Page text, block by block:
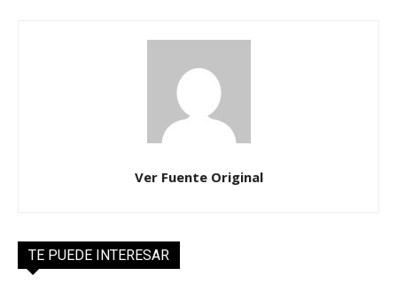
Ver Fuente Original
TE PUEDE INTERESAR